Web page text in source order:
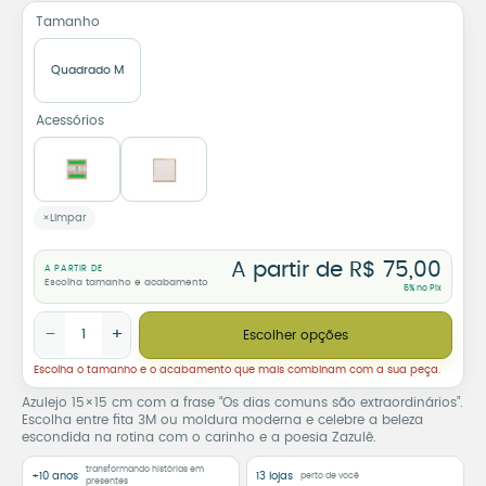
Azulejo 15×15 cm com a frase “Os dias comuns são extraordinários”.
Escolha entre fita 3M ou moldura moderna e celebre a beleza
escondida na rotina com o carinho e a poesia Zazulê.
Tamanho
Quadrado M
Acessórios
Limpar
A PARTIR DE
Escolha tamanho e acabamento
A partir de R$ 75,00
5% no Pix
Azulejo Decorativo Os Dias Comuns São Extraordinários
− + Escolher opções
Escolha o tamanho e o acabamento que mais combinam com a sua peça.
+10 anos
transformando histórias em
presentes
13 lojas perto de você